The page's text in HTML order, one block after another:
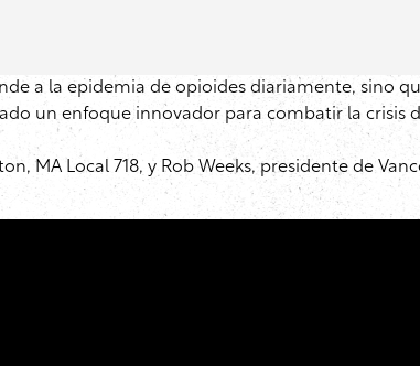
a la epidemia de opioides diariamente, sino
un enfoque innovador para combatir la crisis
MA Local 718, y Rob Weeks, presidente de